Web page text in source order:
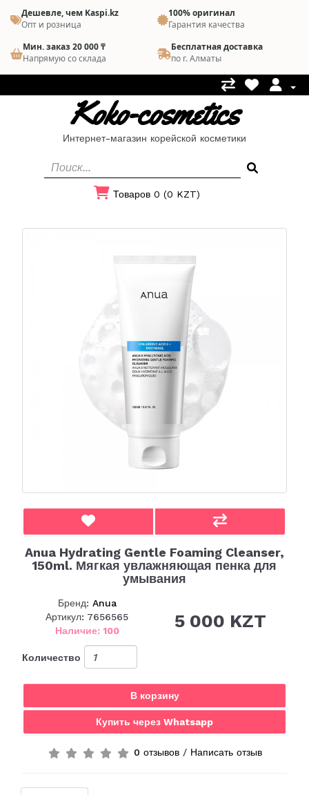
Дешевле, чем Kaspi.kz
Опт и розница
100% оригинал
Гарантия качества
Мин. заказ 20 000 ₸
Напрямую со склада
Бесплатная доставка
по г. Алматы
Koko-cosmetics
Интернет-магазин корейской косметики
Товаров 0 (0 KZT)
Anua Hydrating Gentle Foaming Cleanser,
150ml. Мягкая увлажняющая пенка для
умывания
Бренд: Anua
Артикул: 7656565
Наличие: 100
5 000 KZT
Количество
В корзину
Купить через Whatsapp
0 отзывов/ Написать отзыв